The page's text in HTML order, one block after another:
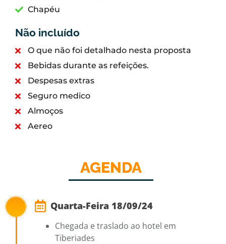
Chapéu
Não incluído
O que não foi detalhado nesta proposta
Bebidas durante as refeições.
Despesas extras
Seguro medico
Almoços
Aereo
AGENDA​
Quarta-Feira 18/09/24
Chegada e traslado ao hotel em
Tiberiades